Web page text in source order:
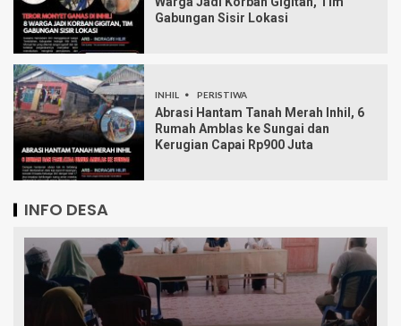
Gabungan Sisir Lokasi
INHIL PERISTIWA
Abrasi Hantam Tanah Merah Inhil, 6
Rumah Amblas ke Sungai dan
Kerugian Capai Rp900 Juta
INFO DESA